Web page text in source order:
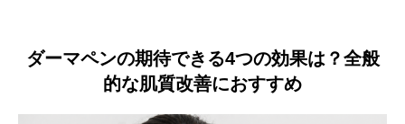
ダーマペンの期待できる4つの効果は？全般
的な肌質改善におすすめ